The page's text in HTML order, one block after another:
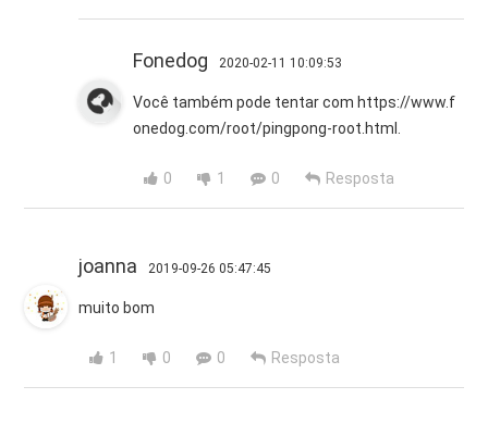
Fonedog 2020-02-11 10:09:53
Você também pode tentar com https://www.f
onedog.com/root/pingpong-root.html.
0 1 0 Resposta
joanna 2019-09-26 05:47:45
muito bom
1 0 0 Resposta